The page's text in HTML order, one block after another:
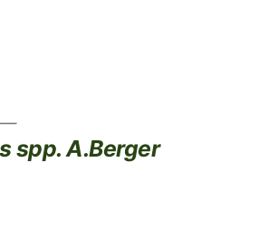
spp. A.Berger